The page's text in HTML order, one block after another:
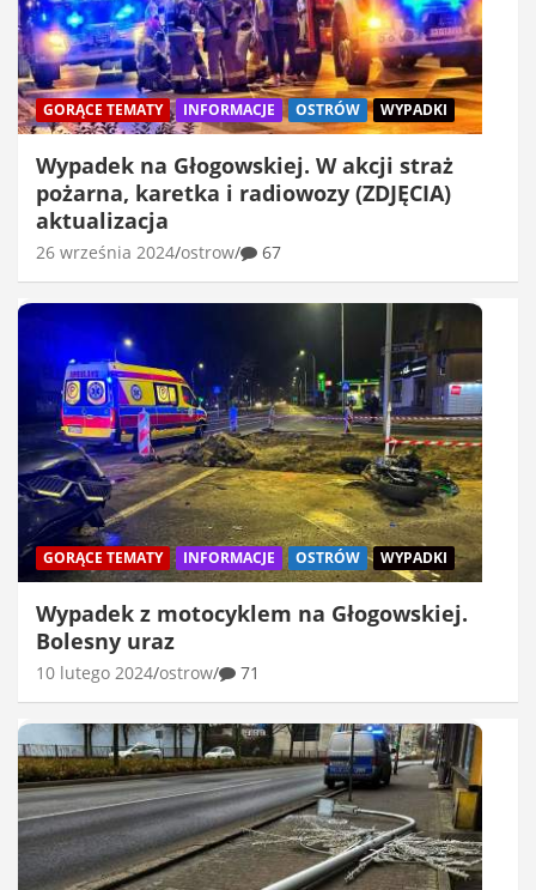
GORĄCE TEMATY INFORMACJE OSTRÓW WYPADKI
Wypadek na Głogowskiej. W akcji straż
pożarna, karetka i radiowozy (ZDJĘCIA)
aktualizacja
26 września 2024 ostrow 67
GORĄCE TEMATY INFORMACJE OSTRÓW WYPADKI
Wypadek z motocyklem na Głogowskiej.
Bolesny uraz
10 lutego 2024 ostrow 71